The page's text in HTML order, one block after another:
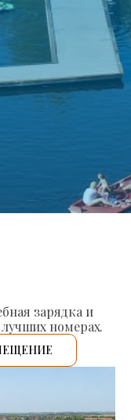
зарядка и
номерах.